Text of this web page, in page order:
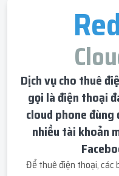
Dịch vụ cho thuê
gọi là điện thoại
cloud phone đùng
nhiều tài khoản
Để thuê điện thoại, các